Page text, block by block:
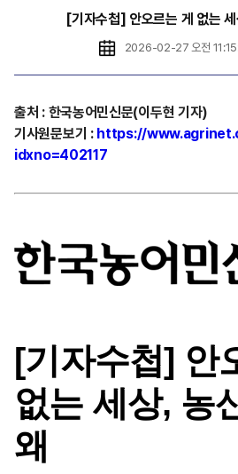
[기자수첩] 안오르는 게 없는
2026-02-27 오전
출처 : 한국농어민신문(이두현 기자)
기사원문보기 : https://
idxno=402117
[기자수첩] 안
없는 세상, 농
왜